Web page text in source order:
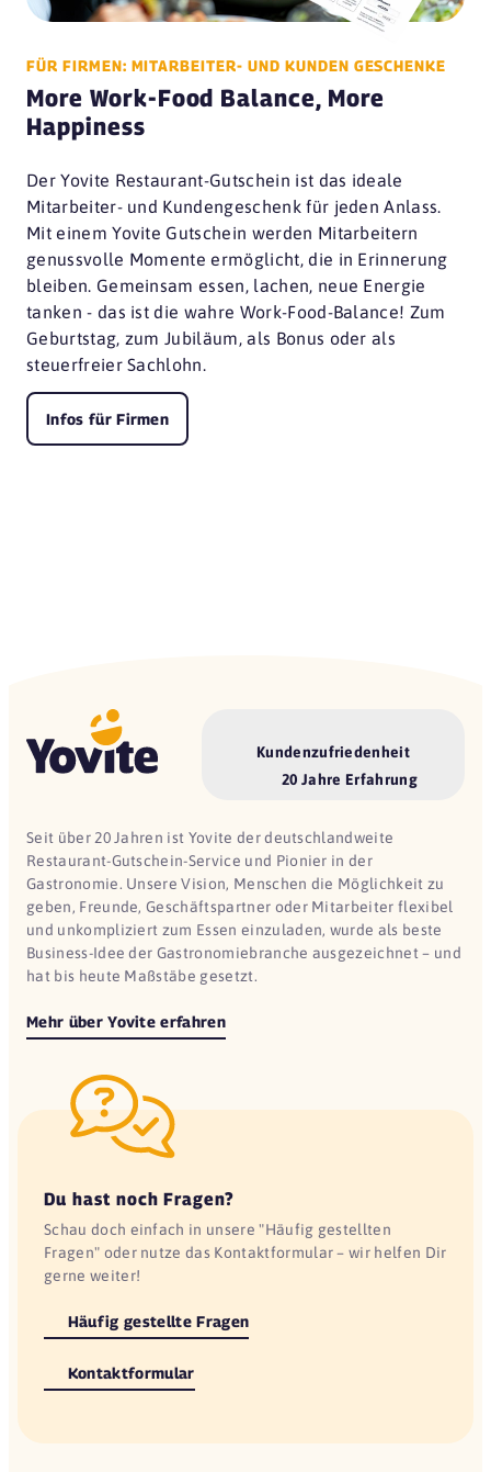
FÜR FIRMEN: MITARBEITER- UND KUNDEN GESCHENKE
More Work-Food Balance, More
Happiness
Der Yovite Restaurant-Gutschein ist das ideale
Mitarbeiter- und Kundengeschenk für jeden Anlass.
Mit einem Yovite Gutschein werden Mitarbeitern
genussvolle Momente ermöglicht, die in Erinnerung
bleiben. Gemeinsam essen, lachen, neue Energie
tanken - das ist die wahre Work-Food-Balance! Zum
Geburtstag, zum Jubiläum, als Bonus oder als
steuerfreier Sachlohn.
Infos für Firmen
Kundenzufriedenheit
20 Jahre Erfahrung
Seit über 20 Jahren ist Yovite der deutschlandweite
Restaurant-Gutschein-Service und Pionier in der
Gastronomie. Unsere Vision, Menschen die Möglichkeit zu
geben, Freunde, Geschäftspartner oder Mitarbeiter flexibel
und unkompliziert zum Essen einzuladen, wurde als beste
Business-Idee der Gastronomiebranche ausgezeichnet – und
hat bis heute Maßstäbe gesetzt.
Mehr über Yovite erfahren
Du hast noch Fragen?
Schau doch einfach in unsere "Häufig gestellten
Fragen" oder nutze das Kontaktformular – wir helfen Dir
gerne weiter!
Häufig gestellte Fragen
Kontaktformular